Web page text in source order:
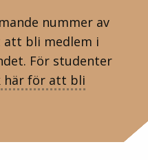
nummer av
att bli medlem i
För studenter
här för att bli